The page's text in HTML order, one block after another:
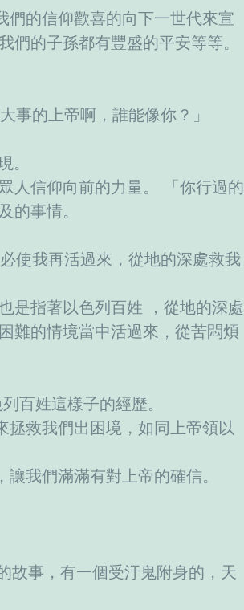
們的信仰歡喜的向下一世代來宣
們的子孫都有豐盛的平安等等。
事的上帝啊，誰能像你？」
。
人信仰向前的力量。 「你行過的
的事情。
使我再活過來，從地的深處救我
是指著以色列百姓 ，從地的深處
難的情境當中活過來，從苦悶煩
百姓這樣子的經歷。
拯救我們出困境，如同上帝領以
我們滿滿有對上帝的確信。
故事，有一個受汙鬼附身的，天